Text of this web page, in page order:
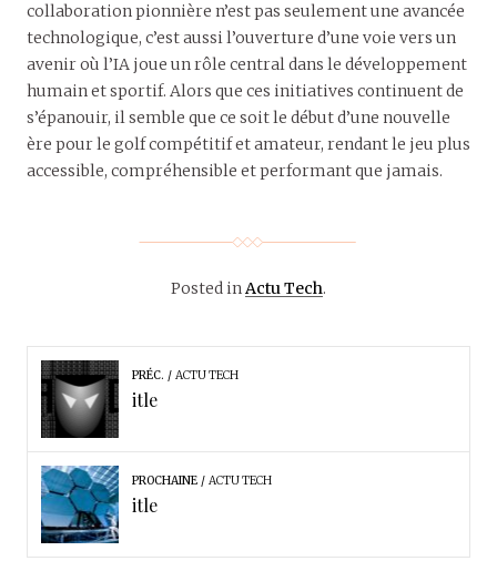
collaboration pionnière n’est pas seulement une avancée
technologique, c’est aussi l’ouverture d’une voie vers un
avenir où l’IA joue un rôle central dans le développement
humain et sportif. Alors que ces initiatives continuent de
s’épanouir, il semble que ce soit le début d’une nouvelle
ère pour le golf compétitif et amateur, rendant le jeu plus
accessible, compréhensible et performant que jamais.
Posted inActu Tech.
PRÉC. ACTU TECH
itle
PROCHAINE ACTU TECH
itle